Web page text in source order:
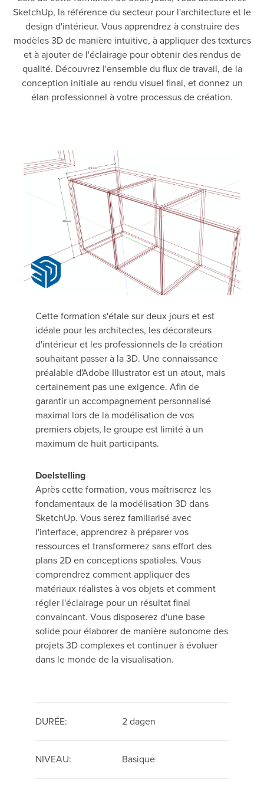
SketchUp, la référence du secteur pour l'architecture et le
design d'intérieur. Vous apprendrez à construire des
modèles 3D de manière intuitive, à appliquer des textures
et à ajouter de l'éclairage pour obtenir des rendus de
qualité. Découvrez l'ensemble du flux de travail, de la
conception initiale au rendu visuel final, et donnez un
élan professionnel à votre processus de création.
Cette formation s'étale sur deux jours et est
idéale pour les architectes, les décorateurs
d'intérieur et les professionnels de la création
souhaitant passer à la 3D. Une connaissance
préalable d'Adobe Illustrator est un atout, mais
certainement pas une exigence. Afin de
garantir un accompagnement personnalisé
maximal lors de la modélisation de vos
premiers objets, le groupe est limité à un
maximum de huit participants.
Doelstelling
Après cette formation, vous maîtriserez les
fondamentaux de la modélisation 3D dans
SketchUp. Vous serez familiarisé avec
l'interface, apprendrez à préparer vos
ressources et transformerez sans effort des
plans 2D en conceptions spatiales. Vous
comprendrez comment appliquer des
matériaux réalistes à vos objets et comment
régler l'éclairage pour un résultat final
convaincant. Vous disposerez d'une base
solide pour élaborer de manière autonome des
projets 3D complexes et continuer à évoluer
dans le monde de la visualisation.
DURÉE: 2 dagen
NIVEAU: Basique